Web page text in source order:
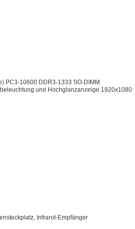
PC3-10600 DDR3-1333 SO-DIMM
und Hochglanzanzeige 1920x1080
Infrarot-Empfänger